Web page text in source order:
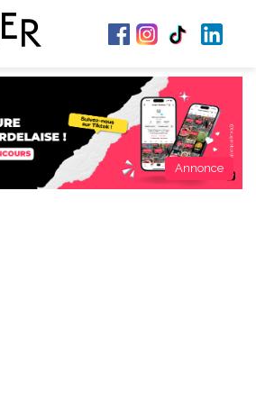
Annonce